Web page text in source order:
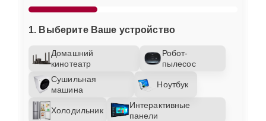
1. Выберите Ваше устройство
Домашний
кинотеатр
Робот-
пылесос
Сушильная
машина
Ноутбук
Холодильник
Интерактивные
панели